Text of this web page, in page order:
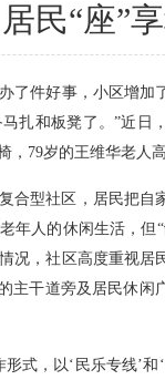
民“座”
了件好事，小区增加
扎和板凳了。”近日
，79岁的王维华老人
合型社区，居民把自
年人的休闲生活，但
况，社区高度重视居
主干道旁及居民休闲
式，以‘民乐专线’和